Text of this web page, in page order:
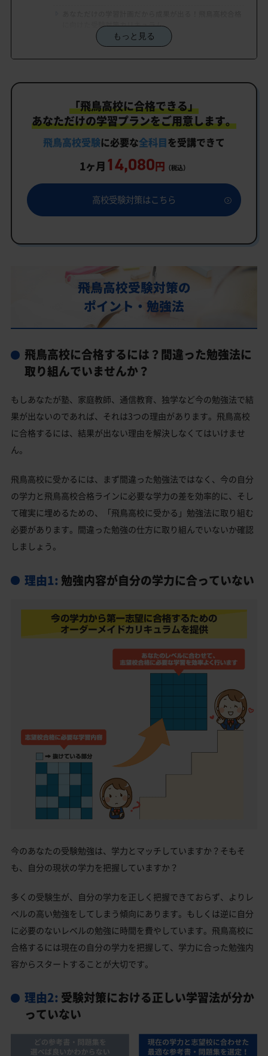
に向けた受験対策カリキュラム
学習効果をしっかり確認定着度テスト
イドカリキュラム」だから成果が出る！
カリキュラムや料金についてお気軽にご相談くださ
い
飛鳥高校受験専門のオンライン家庭教師「いつでも
クイック指導」もご用意
飛鳥高校の特徴
行事
飛鳥高校合格に必要な内申点の目安
内申点の計算方法
飛鳥高校合格するには内申点と偏差値両方が必要
飛鳥高校卒業生の主な大学進学実績
飛鳥高校と偏差値が近い公立高校一覧
北区の他の公立高校
北区の他の私立高校
飛鳥高校受験生からのよくある質問
もっと見る
「飛鳥高校に合格できる」
あなただけの学習プランをご用意します。
飛鳥高校受験に必要な全科目を受講できて
1ヶ月 14,080円 （税込）
高校受験対策はこちら
飛鳥高校受験対策の
ポイント・勉強法
飛鳥高校に合格するには？間違った勉強法に
取り組んでいませんか？
もしあなたが塾、家庭教師、通信教育、独学など今の勉強法で結
果が出ないのであれば、それは3つの理由があります。飛鳥高校
に合格するには、結果が出ない理由を解決しなくてはいけませ
ん。
飛鳥高校に受かるには、まず間違った勉強法ではなく、今の自分
の学力と飛鳥高校合格ラインに必要な学力の差を効率的に、そし
て確実に埋めるための、「飛鳥高校に受かる」勉強法に取り組む
必要があります。間違った勉強の仕方に取り組んでいないか確認
しましょう。
理由1: 勉強内容が自分の学力に合っていない
今のあなたの受験勉強は、学力とマッチしていますか？そもそ
も、自分の現状の学力を把握していますか？
多くの受験生が、自分の学力を正しく把握できておらず、よりレ
ベルの高い勉強をしてしまう傾向にあります。もしくは逆に自分
に必要のないレベルの勉強に時間を費やしています。飛鳥高校に
合格するには現在の自分の学力を把握して、学力に合った勉強内
容からスタートすることが大切です。
理由2: 受験対策における正しい学習法が分か
っていない